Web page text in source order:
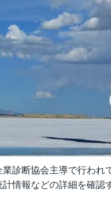
診断協会主導で行われ
情報などの詳細を確認